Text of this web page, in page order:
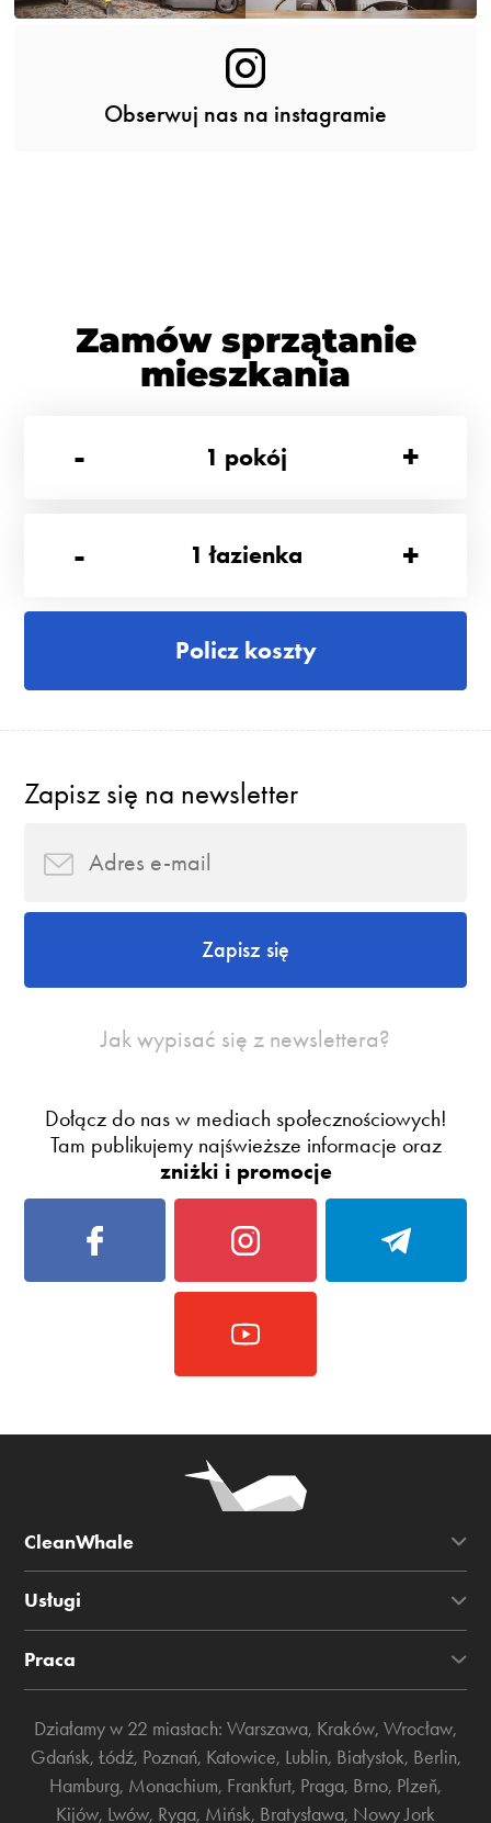
Obserwuj nas na instagramie
Zamów sprzątanie
mieszkania
-
1 pokój +
- 1 łazienka +
Policz koszty
Zapisz się na newsletter
Zapisz się
Jak wypisać się z newslettera?
Dołącz do nas w mediach społecznościowych!
Tam publikujemy najświeższe informacje oraz
zniżki i promocje
CleanWhale
Usługi
Praca
Działamy w 22 miastach: Warszawa, Kraków, Wrocław,
Gdańsk, Łódź, Poznań, Katowice, Lublin, Białystok, Berlin,
Hamburg, Monachium, Frankfurt, Praga, Brno, Plzeň,
Kijów, Lwów, Ryga, Mińsk, Bratysława, Nowy Jork